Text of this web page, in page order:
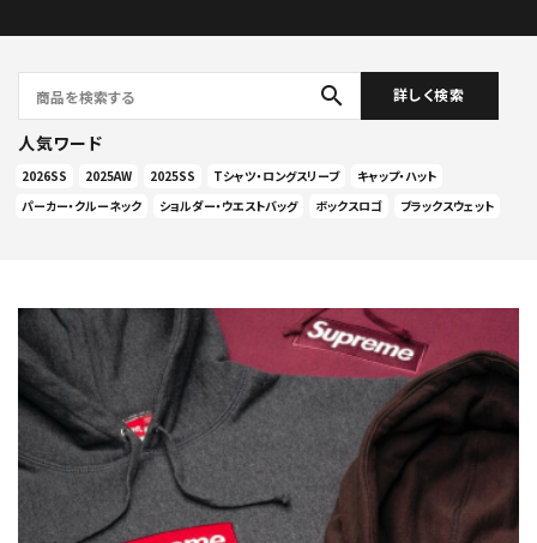
search 詳しく検索
人気ワード
2026SS 2025AW 2025SS Tシャツ・ロングスリーブ
キャップ・ハット
パーカー・クルーネック
ショルダー・ウエストバッグ ボックスロゴ ブラックスウェット